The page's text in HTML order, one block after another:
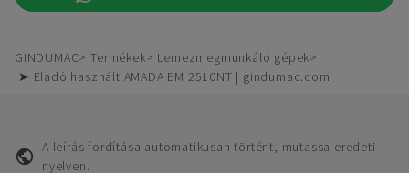
GINDUMAC Termékek
Lemezmegmunkáló gépek
➤ Eladó használt AMADA EM 2510NT | gindumac.com
A leírás fordítása automatikusan történt, mutassa eredeti
nyelven.